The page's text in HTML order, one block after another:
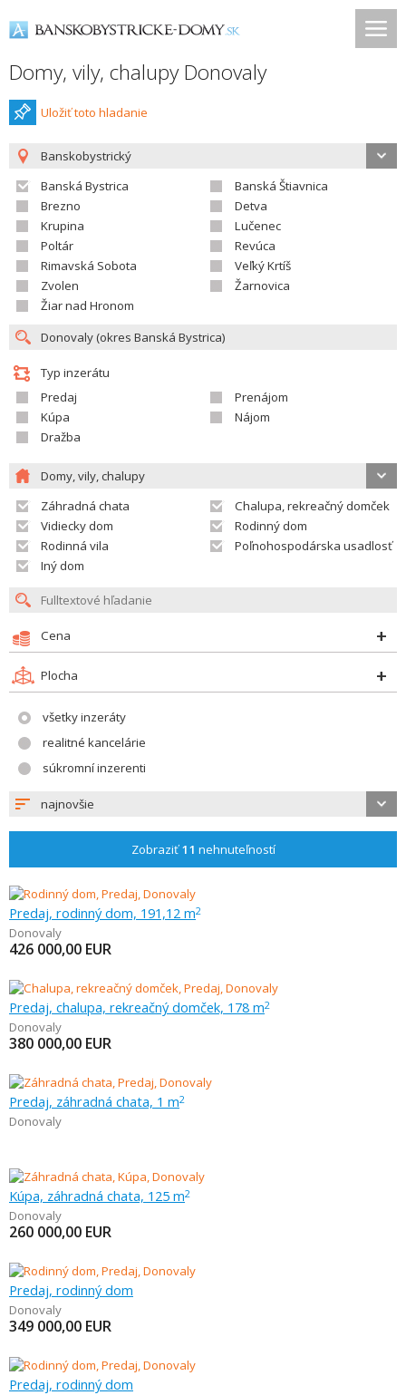
Domy, vily, chalupy Donovaly
Uložiť toto hladanie
Banskobystrický
Banská Bystrica
Banská Štiavnica
Brezno
Detva
Krupina
Lučenec
Poltár
Revúca
Rimavská Sobota
Veľký Krtíš
Zvolen
Žarnovica
Žiar nad Hronom
Typ inzerátu
Predaj
Prenájom
Kúpa
Nájom
Dražba
Domy, vily, chalupy
Záhradná chata
Chalupa, rekreačný domček
Vidiecky dom
Rodinný dom
Rodinná vila
Poľnohospodárska usadlosť
Iný dom
Cena
Plocha
všetky inzeráty
realitné kancelárie
súkromní inzerenti
najnovšie
Zobraziť11 nehnuteľností
Predaj, rodinný dom, 191,12 m2
Donovaly
426 000,00 EUR
Predaj, chalupa, rekreačný domček, 178 m2
Donovaly
380 000,00 EUR
Predaj, záhradná chata, 1 m2
Donovaly
Kúpa, záhradná chata, 125 m2
Donovaly
260 000,00 EUR
Predaj, rodinný dom
Donovaly
349 000,00 EUR
Predaj, rodinný dom